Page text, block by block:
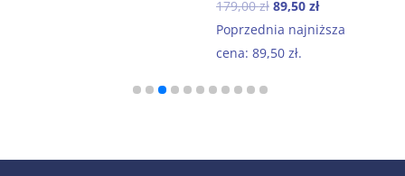
179,00zł Pierwotna
cena
wynosiła:
89,50 złAktualna
cena
Poprzednia najniższa
cena: 89,50 zł.